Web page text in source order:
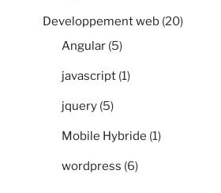
Developpement web (20)
Angular (5)
javascript (1)
jquery (5)
Mobile Hybride (1)
wordpress (6)